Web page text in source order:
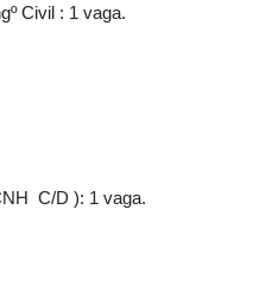
Civil : 1 vaga.
C/D ): 1 vaga.